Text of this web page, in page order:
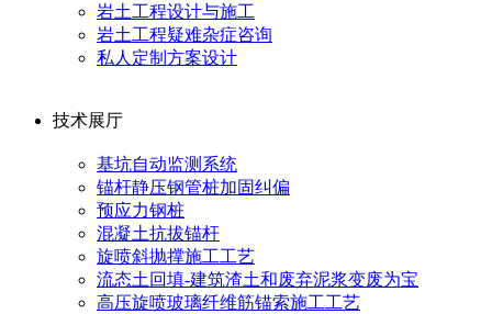
岩土工程设计与施工
岩土工程疑难杂症咨询
私人定制方案设计
技术展厅
基坑自动监测系统
锚杆静压钢管桩加固纠偏
预应力钢桩
混凝土抗拔锚杆
旋喷斜抛撑施工工艺
流态土回填-建筑渣土和废弃泥浆变废为宝
高压旋喷玻璃纤维筋锚索施工工艺